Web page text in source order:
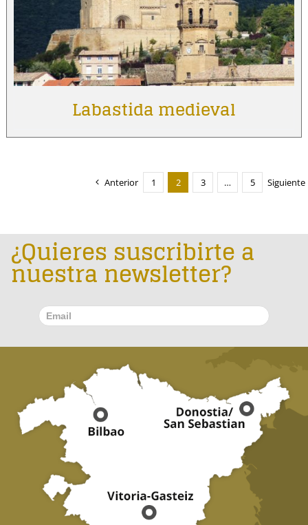
Labastida medieval
Anterior 1 2 3 … 5 Siguiente
¿Quieres suscribirte a
nuestra newsletter?